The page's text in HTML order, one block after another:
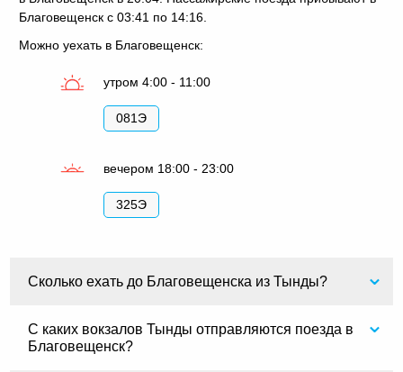
Благовещенск с 03:41 по 14:16.
Можно уехать в Благовещенск:
утром 4:00 - 11:00
081Э
вечером 18:00 - 23:00
325Э
Сколько ехать до Благовещенска из Тынды?
С каких вокзалов Тынды отправляются поезда в
Благовещенск?